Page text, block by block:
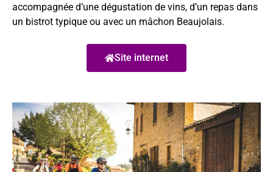
accompagnée d’une dégustation de vins, d’un repas dans
un bistrot typique ou avec un mâchon Beaujolais.
Site internet